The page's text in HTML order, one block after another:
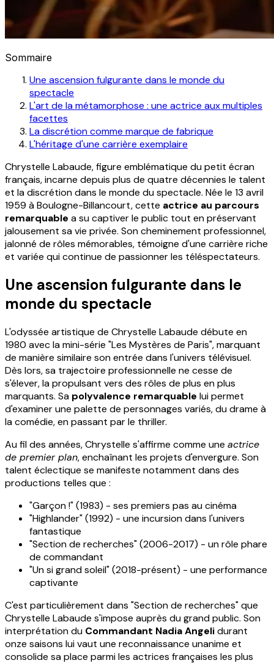
Sommaire
Une ascension fulgurante dans le monde du
spectacle
L'art de la métamorphose : une actrice aux multiples
facettes
La discrétion comme marque de fabrique
L'héritage d'une carrière exemplaire
Chrystelle Labaude, figure emblématique du petit écran
français, incarne depuis plus de quatre décennies le talent
et la discrétion dans le monde du spectacle. Née le 13 avril
1959 à Boulogne-Billancourt, cette actrice au parcours
remarquable a su captiver le public tout en préservant
jalousement sa vie privée. Son cheminement professionnel,
jalonné de rôles mémorables, témoigne d'une carrière riche
et variée qui continue de passionner les téléspectateurs.
Une ascension fulgurante dans le
monde du spectacle
L'odyssée artistique de Chrystelle Labaude débute en
1980 avec la mini-série "Les Mystères de Paris", marquant
de manière similaire son entrée dans l'univers télévisuel.
Dès lors, sa trajectoire professionnelle ne cesse de
s'élever, la propulsant vers des rôles de plus en plus
marquants. Sa polyvalence remarquable lui permet
d'examiner une palette de personnages variés, du drame à
la comédie, en passant par le thriller.
Au fil des années, Chrystelle s'affirme comme une actrice
de premier plan, enchaînant les projets d'envergure. Son
talent éclectique se manifeste notamment dans des
productions telles que :
"Garçon !" (1983) - ses premiers pas au cinéma
"Highlander" (1992) - une incursion dans l'univers
fantastique
"Section de recherches" (2006-2017) - un rôle phare
de commandant
"Un si grand soleil" (2018-présent) - une performance
captivante
C'est particulièrement dans "Section de recherches" que
Chrystelle Labaude s'impose auprès du grand public. Son
interprétation du Commandant Nadia Angelidurant
onze saisons lui vaut une reconnaissance unanime et
consolide sa place parmi les actrices françaises les plus